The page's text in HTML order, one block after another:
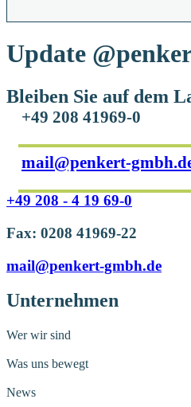
Update
Bleiben Sie auf dem
+49 208 41969-0
mail@penkert-
+49 208 - 4 19 69-0
Fax: 0208 41969-22
mail@penkert-gmbh.de
Unternehmen
Wer wir sind
Was uns bewegt
News